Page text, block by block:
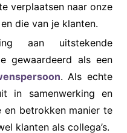
verplaatsen naar onze
die van je klanten.
aan uitstekende
gewaardeerd als een
. Als echte
in samenwerking en
en betrokken manier te
klanten als collega’s.